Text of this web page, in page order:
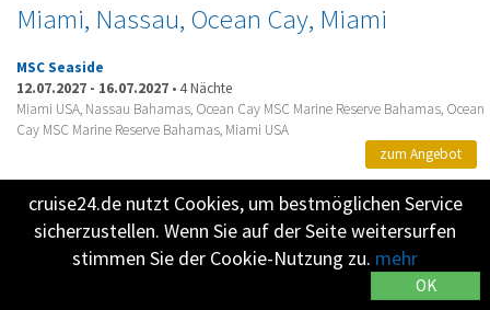
Miami, Nassau, Ocean Cay, Miami
MSC Seaside
12.07.2027 - 16.07.2027 •4 Nächte
Miami USA, Nassau Bahamas, Ocean Cay MSC Marine Reserve Bahamas, Ocean
Cay MSC Marine Reserve Bahamas, Miami USA
zum Angebot
ab914,00 €
cruise24.de nutzt Cookies, um bestmöglichen Service
sicherzustellen. Wenn Sie auf der Seite weitersurfen
stimmen Sie der Cookie-Nutzung zu. mehr
OK